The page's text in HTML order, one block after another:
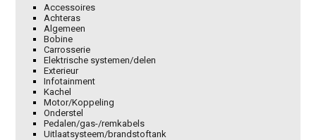
Accessoires
Achteras
Algemeen
Bobine
Carrosserie
Elektrische systemen/delen
Exterieur
Infotainment
Kachel
Motor/Koppeling
Onderstel
Pedalen/gas-/remkabels
Uitlaatsysteem/brandstoftank